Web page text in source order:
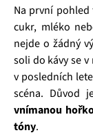
Na první
cukr, mléko
nejde o žádný
soli do kávy se
v posledních
scéna. Důvod
vnímanou
tóny.